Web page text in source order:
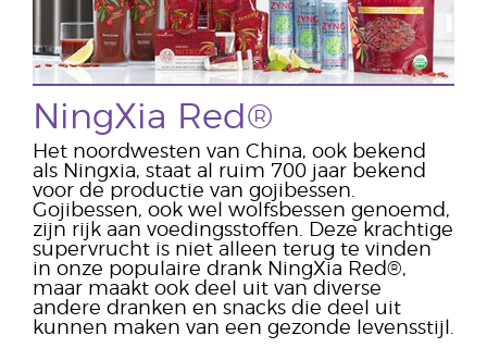
NingXia Red®
Het noordwesten van China, ook bekend
als Ningxia, staat al ruim 700 jaar bekend
voor de productie van gojibessen.
Gojibessen, ook wel wolfsbessen genoemd,
zijn rijk aan voedingsstoffen. Deze krachtige
supervrucht is niet alleen terug te vinden
in onze populaire drank NingXia Red®,
maar maakt ook deel uit van diverse
andere dranken en snacks die deel uit
kunnen maken van een gezonde levensstijl.